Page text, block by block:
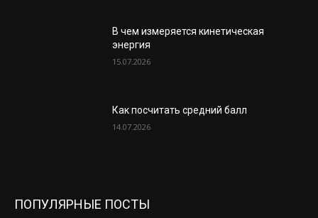
В чем измеряется кинетическая
энергия
15.07.2026
Как посчитать средний балл
14.07.2026
ПОПУЛЯРНЫЕ ПОСТЫ